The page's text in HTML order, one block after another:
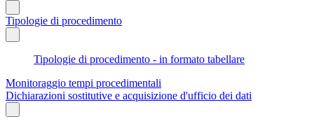
Tipologie di procedimento
Tipologie di procedimento - in formato tabellare
Monitoraggio tempi procedimentali
Dichiarazioni sostitutive e acquisizione d'ufficio dei dati